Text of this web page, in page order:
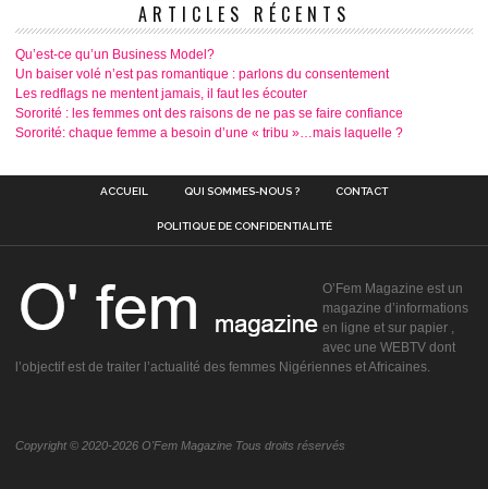
ARTICLES RÉCENTS
Qu’est-ce qu’un Business Model?
Un baiser volé n’est pas romantique : parlons du consentement
Les redflags ne mentent jamais, il faut les écouter
Sororité : les femmes ont des raisons de ne pas se faire confiance
Sororité: chaque femme a besoin d’une « tribu »…mais laquelle ?
ACCUEIL QUI SOMMES-NOUS ? CONTACT
POLITIQUE DE CONFIDENTIALITÉ
O’Fem Magazine est un
magazine d’informations
en ligne et sur papier ,
avec une WEBTV dont
l’objectif est de traiter l’actualité des femmes Nigériennes et Africaines.
Copyright © 2020-2026 O'Fem Magazine Tous droits réservés